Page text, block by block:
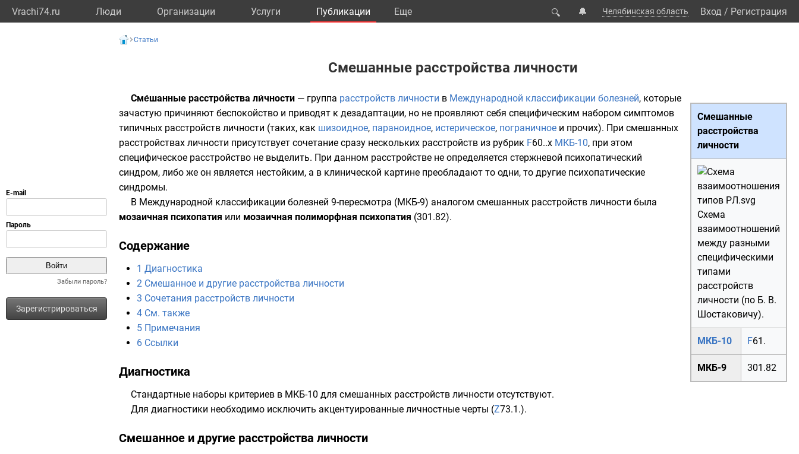
Vrachi74.ru Люди Организации Услуги Публикации Eще 🔍 🔔 Челябинская область Вход / Регистрация
Забыли пароль?
Зарегистрироваться
Статьи
Смешанные расстройства личности
Смешанные
расстройства
личности
Схема
взаимоотношений
между разными
специфическими
типами
расстройств
личности (по Б. В.
Шостаковичу).
МКБ-10 F61.
МКБ-9 301.82
Сме́шанные расстро́йства ли́чности — группа расстройств личности в Международной классификации болезней, которые
зачастую причиняют беспокойство и приводят к дезадаптации, но не проявляют себя специфическим набором симптомов
типичных расстройств личности (таких, как шизоидное, параноидное, истерическое, пограничное и прочих). При смешанных
расстройствах личности присутствует сочетание сразу нескольких расстройств из рубрик F60..x МКБ-10, при этом
специфическое расстройство не выделить. При данном расстройстве не определяется стержневой психопатический
синдром, либо же он является нестойким, а в клинической картине преобладают то одни, то другие психопатические
синдромы.
В Международной классификации болезней 9-пересмотра (МКБ-9) аналогом смешанных расстройств личности была
мозаичная психопатия или мозаичная полиморфная психопатия (301.82).
Содержание
1 Диагностика
2 Смешанное и другие расстройства личности
3 Сочетания расстройств личности
4 См. также
5 Примечания
6 Ссылки
Диагностика
Стандартные наборы критериев в МКБ-10 для смешанных расстройств личности отсутствуют.
Для диагностики необходимо исключить акцентуированные личностные черты (Z73.1.).
Смешанное и другие расстройства личности